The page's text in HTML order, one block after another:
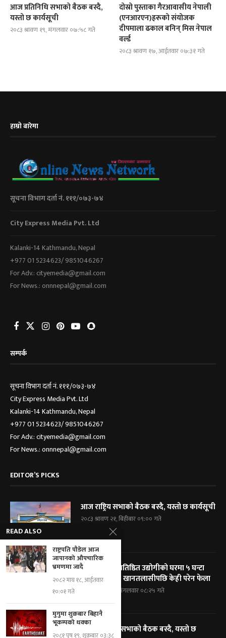
आज प्रतिनिधि सभाको बैठक बस्दै,
यस्तो छ कार्यसूची
२०८३ श्रावण १९, मंगलवार ०७:५८ गते
दोस्रो पुस्ताका गैरआवासीय नेपाली
(एनआरएन)हरूको संयोजक
दीपमाला ढकाल बनिन् मिस नेपाल
वर्ल्ड
२०८३ श्रावण १७, आईतवार ०७:३१ गते
हाम्रो बारेमा
सूचना विभाग दर्ता नं. १११/०७३-७४
City Express Media Pvt. Ltd
Kalanki-14 Kathmandu, Nepal
+977 01 5234623/ 9851046267
For Adv.: cityemedia@gmail.com
For News.: onnnepal@gmail.com
सम्पर्क
सूचना विभाग दर्ता नं. १११/०७३-७४
City Express Media Pvt. Ltd
Kalanki-14 Kathmandu, Nepal
+977 01 5234623/ 9851046267
For Adv.: cityemedia@gmail.com
For News.: onnnepal@gmail.com
EDITOR’S PICKS
आज राष्ट्रिय सभाको बैठक बस्दै, यस्तो छ कार्यसूची
२०८३ श्रावण २१, बिहीबार ०९:०० गते
विराटनगरका प्रतिष्ठित उद्योगीको घरमा ५ घन्टा
प्रहरी घेराबन्दी, खानतलासीपछि केही परेन फेला
२०८३ श्रावण १९, मंगलवार ०८:२५ गते
आज प्रतिनिधि सभाको बैठक बस्दै, यस्तो छ
READ ALSO
राष्ट्रपति पौडेल आज
जापानको औपचारिक
भ्रमणमा जादै
२०८२ माघ १८, आईतवार
१०:०१ गते
मुगुमा शुक्रबार बिहानै
भूकम्पको धक्का
२०८१ पुष १९, शुक्रबार ०३:३८